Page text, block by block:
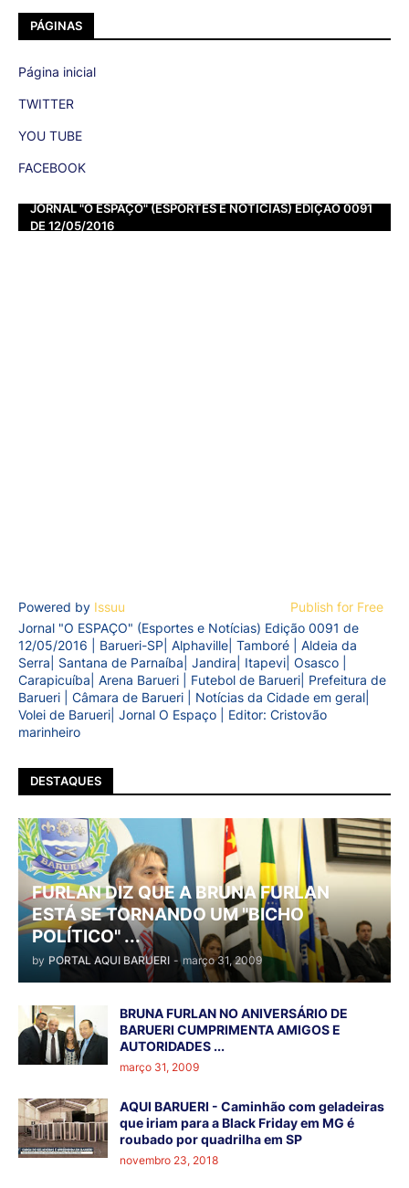
PÁGINAS
Página inicial
TWITTER
YOU TUBE
FACEBOOK
JORNAL "O ESPAÇO" (ESPORTES E NOTÍCIAS) EDIÇÃO 0091
DE 12/05/2016
Powered by Issuu
Publish for Free
Jornal "O ESPAÇO" (Esportes e Notícias) Edição 0091 de
12/05/2016 | Barueri-SP| Alphaville| Tamboré | Aldeia da
Serra| Santana de Parnaíba| Jandira| Itapevi| Osasco |
Carapicuíba| Arena Barueri | Futebol de Barueri| Prefeitura de
Barueri | Câmara de Barueri | Notícias da Cidade em geral|
Volei de Barueri| Jornal O Espaço | Editor: Cristovão
marinheiro
DESTAQUES
FURLAN DIZ QUE A BRUNA FURLAN
ESTÁ SE TORNANDO UM "BICHO
POLÍTICO" ...
by PORTAL AQUI BARUERI - março 31, 2009
BRUNA FURLAN NO ANIVERSÁRIO DE
BARUERI CUMPRIMENTA AMIGOS E
AUTORIDADES ...
março 31, 2009
AQUI BARUERI - Caminhão com geladeiras
que iriam para a Black Friday em MG é
roubado por quadrilha em SP
novembro 23, 2018